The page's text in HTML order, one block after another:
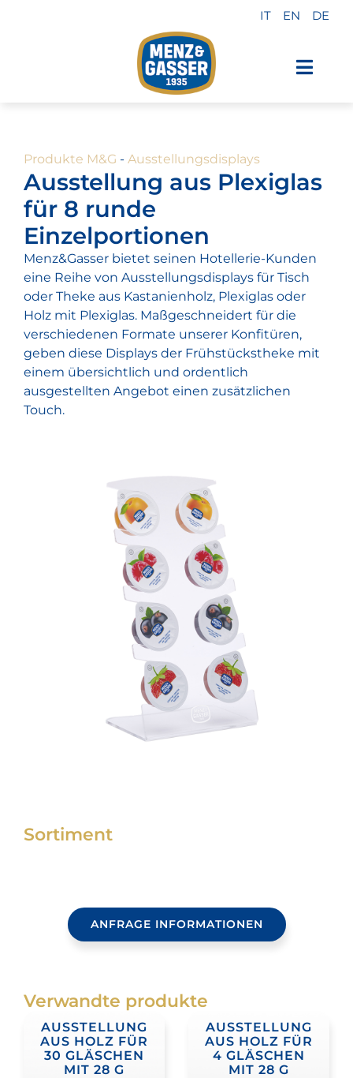
IT EN DE
Private Label
Industrie
Über uns
Was uns auszeichnet
Nachhaltigkeit
SUCHE
Produkte M&G - Ausstellungsdisplays
Ausstellung aus Plexiglas
für 8 runde
Einzelportionen
Menz&Gasser bietet seinen Hotellerie-Kunden
eine Reihe von Ausstellungsdisplays für Tisch
oder Theke aus Kastanienholz, Plexiglas oder
Holz mit Plexiglas. Maßgeschneidert für die
verschiedenen Formate unserer Konfitüren,
geben diese Displays der Frühstückstheke mit
einem übersichtlich und ordentlich
ausgestellten Angebot einen zusätzlichen
Touch.
Sortiment
ANFRAGE INFORMATIONEN
Verwandte produkte
AUSSTELLUNG
AUS HOLZ FÜR
30 GLÄSCHEN
MIT 28 G
AUSSTELLUNG
AUS HOLZ FÜR
4 GLÄSCHEN
MIT 28 G